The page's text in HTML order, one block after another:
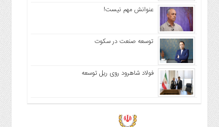
عنوانش مهم نیست!
توسعه صنعت در سکوت
فولاد شاهرود روی ریل توسعه